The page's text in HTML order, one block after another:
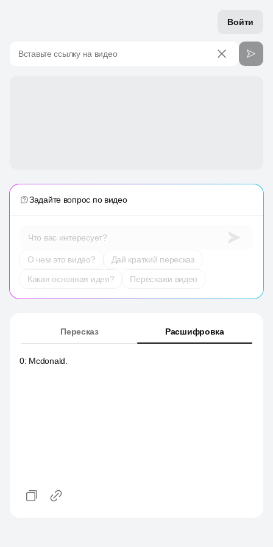
Войти
Вставьте ссылку на видео
Задайте вопрос по видео
Что вас интересует?
О чем это видео?
Дай краткий пересказ
Какая основная идея?
Перескажи видео
Пересказ Расшифровка
0: Mcdonald.